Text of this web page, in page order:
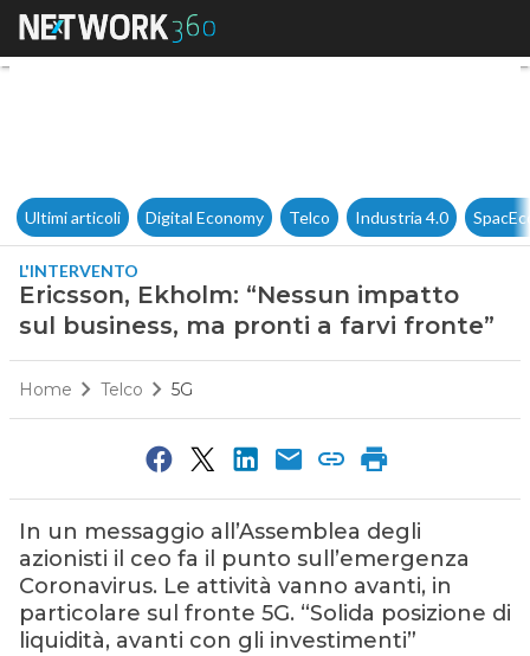
Ericsson, Ekholm: “Nessun
Ultimi articoli Digital Economy Telco Industria 4.0
L'INTERVENTO
Ericsson, Ekholm: “Nessun impatto
sul business, ma pronti a farvi fronte”
Home Telco 5G
In un messaggio all’Assemblea degli
azionisti il ceo fa il punto sull’emergenza
Coronavirus. Le attività vanno avanti, in
particolare sul fronte 5G. “Solida posizione di
liquidità, avanti con gli investimenti”